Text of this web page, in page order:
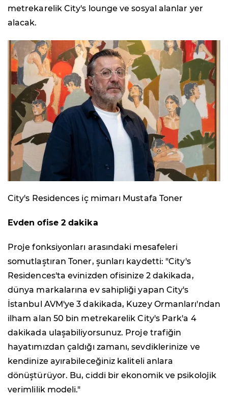
metrekarelik City's lounge ve sosyal alanlar yer
alacak.
City's Residences iç mimarı Mustafa Toner
Evden ofise 2 dakika
Proje fonksiyonları arasındaki mesafeleri
somutlaştıran Toner, şunları kaydetti: "City's
Residences'ta evinizden ofisinize 2 dakikada,
dünya markalarına ev sahipliği yapan City's
İstanbul AVM'ye 3 dakikada, Kuzey Ormanları'ndan
ilham alan 50 bin metrekarelik City's Park'a 4
dakikada ulaşabiliyorsunuz. Proje trafiğin
hayatımızdan çaldığı zamanı, sevdiklerinize ve
kendinize ayırabileceğiniz kaliteli anlara
dönüştürüyor. Bu, ciddi bir ekonomik ve psikolojik
verimlilik modeli."